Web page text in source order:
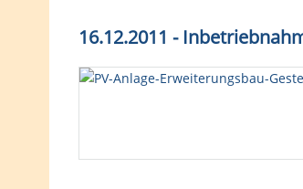
16.12.2011 -